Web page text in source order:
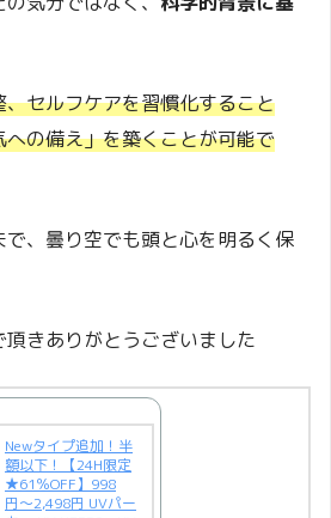
セルフケアを習慣化すること
の備え」を築くことが可能で
、曇り空でも頭と心を明るく保
きありがとうございました
Newタイプ追加！半
額以下！【24H限定
★61％OFF】998
円〜2,498円 UVパー